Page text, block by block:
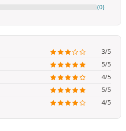
(0)
3/5
5/5
4/5
5/5
4/5